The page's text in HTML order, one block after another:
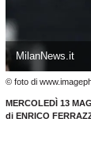
MilanNews.it
© foto di
MERCOLEDÌ 13
di ENRICO